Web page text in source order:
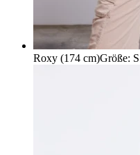
Roxy (174 cm)Größe: S